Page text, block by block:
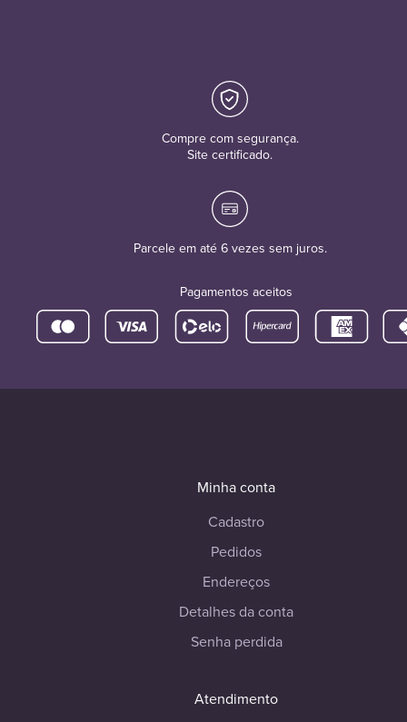
Compre com segurança.
Site certificado.
Parcele em até 6 vezes sem juros.
Pagamentos aceitos
Minha conta
Cadastro
Pedidos
Endereços
Detalhes da conta
Senha perdida
Atendimento